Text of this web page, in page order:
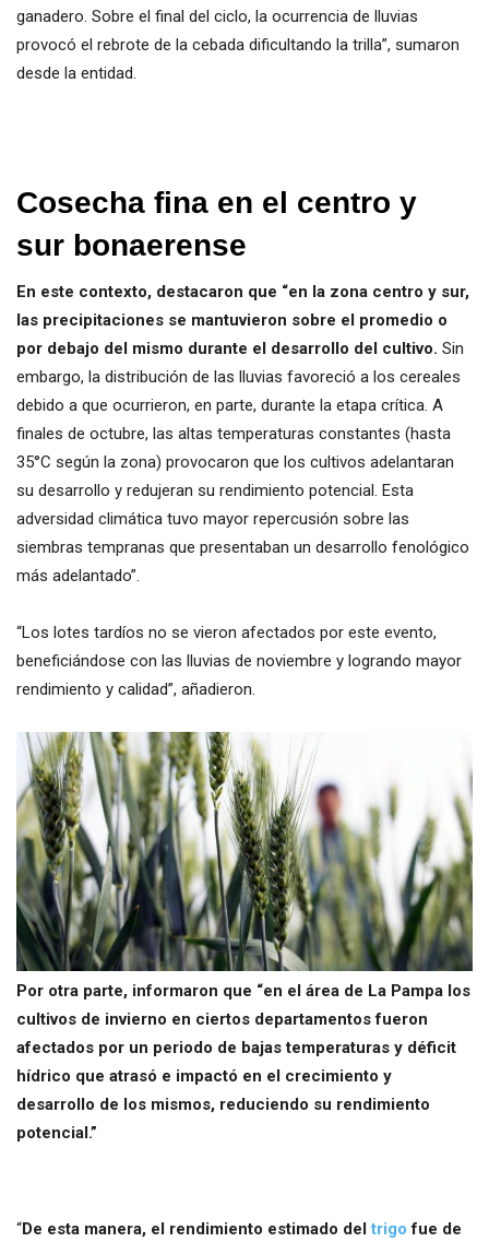
ganadero. Sobre el final del ciclo, la ocurrencia de lluvias
provocó el rebrote de la cebada dificultando la trilla”, sumaron
desde la entidad.
Cosecha fina en el centro y
sur bonaerense
En este contexto, destacaron que “en la zona centro y sur,
las precipitaciones se mantuvieron sobre el promedio o
por debajo del mismo durante el desarrollo del cultivo. Sin
embargo, la distribución de las lluvias favoreció a los cereales
debido a que ocurrieron, en parte, durante la etapa crítica. A
finales de octubre, las altas temperaturas constantes (hasta
35°C según la zona) provocaron que los cultivos adelantaran
su desarrollo y redujeran su rendimiento potencial. Esta
adversidad climática tuvo mayor repercusión sobre las
siembras tempranas que presentaban un desarrollo fenológico
más adelantado”.
“Los lotes tardíos no se vieron afectados por este evento,
beneficiándose con las lluvias de noviembre y logrando mayor
rendimiento y calidad”, añadieron.
Por otra parte, informaron que “en el área de La Pampa los
cultivos de invierno en ciertos departamentos fueron
afectados por un periodo de bajas temperaturas y déficit
hídrico que atrasó e impactó en el crecimiento y
desarrollo de los mismos, reduciendo su rendimiento
potencial.”
“De esta manera, el rendimiento estimado deltrigo fue de